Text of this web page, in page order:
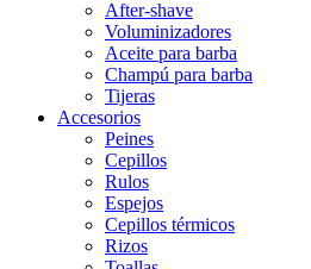
After-shave
Voluminizadores
Aceite para barba
Champú para barba
Tijeras
Accesorios
Peines
Cepillos
Rulos
Espejos
Cepillos térmicos
Rizos